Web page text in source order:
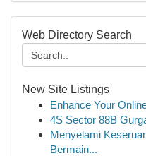
Web Directory Search
New Site Listings
Enhance Your
4S Sector 88B
Menyelami
Bermain...